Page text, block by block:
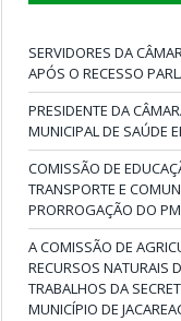
SERVIDORES DA
APÓS O RECESSO
PRESIDENTE DA
MUNICIPAL DE SAÚDE
COMISSÃO DE
TRANSPORTE E
PRORROGAÇÃO DO
A COMISSÃO DE
RECURSOS NATURAIS
TRABALHOS DA
MUNICÍPIO DE